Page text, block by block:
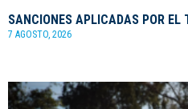
SANCIONES APLICADAS POR EL
7 AGOSTO, 2026